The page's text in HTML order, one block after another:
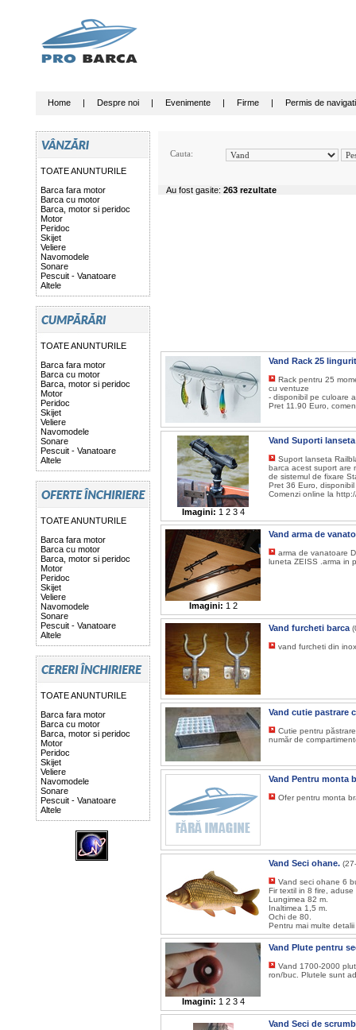
Home | Despre noi | Evenimente | Firme | Permis de
TOATE ANUNTURILE
Barca fara motor
Barca cu motor
Barca, motor si peridoc
Motor
Peridoc
Skijet
Veliere
Navomodele
Sonare
Pescuit - Vanatoare
Altele
TOATE ANUNTURILE
Barca fara motor
Barca cu motor
Barca, motor si peridoc
Motor
Peridoc
Skijet
Veliere
Navomodele
Sonare
Pescuit - Vanatoare
Altele
TOATE ANUNTURILE
Barca fara motor
Barca cu motor
Barca, motor si peridoc
Motor
Peridoc
Skijet
Veliere
Navomodele
Sonare
Pescuit - Vanatoare
Altele
TOATE ANUNTURILE
Barca fara motor
Barca cu motor
Barca, motor si peridoc
Motor
Peridoc
Skijet
Veliere
Navomodele
Sonare
Pescuit - Vanatoare
Altele
Cauta:
Au fost gasite: 263 rezultate
Vand Rack 25
Rack pentru 25
cu ventuze
- disponibil pe culoare
Pret 11.90 Euro,
Imagini: 1 2 3 4
Vand Suporti
Suport lanseta
barca acest suport are
de sistemul de fixare
Pret 36 Euro,
Comenzi online la
Imagini: 1 2
Vand arma de
arma de vanatoare
luneta ZEISS .arma in
Vand furcheti barca
vand furcheti din
Vand cutie pastrare
Cutie pentru
număr de
Vand Pentru monta
Ofer pentru monta
Vand Seci ohane.
Vand seci ohane 6
Fir textil in 8 fire, aduse
Lungimea 82 m.
Inaltimea 1,5 m.
Ochi de 80.
Pentru mai multe
Imagini: 1 2 3 4
Vand Plute pentru
Vand 1700-2000
ron/buc. Plutele sunt
Vand Seci de